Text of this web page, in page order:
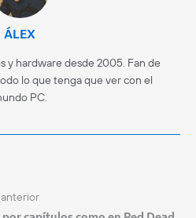
ÁLEX
y hardware desde 2005. Fan de
lo que tenga que ver con el
PC.
anterior